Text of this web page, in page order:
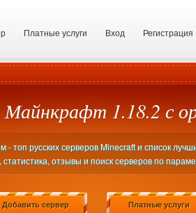
Платные услуги Вход Регистрация
Майнкрафт 1.18.2 с
топ русских серверов Minecraft и список
статистика, отзывы и поиск серверов по
Добавить сервер Платные услуги